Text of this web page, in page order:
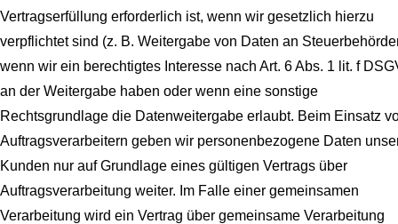
Vertragserfüllung erforderlich ist, wenn wir gesetzlich hierzu
verpflichtet sind (z. B. Weitergabe von Daten an
wenn wir ein berechtigtes Interesse nach Art. 6 Abs. 1 lit. f
an der Weitergabe haben oder wenn eine sonstige
Rechtsgrundlage die Datenweitergabe erlaubt. Beim Einsatz
Auftragsverarbeitern geben wir personenbezogene Daten
Kunden nur auf Grundlage eines gültigen Vertrags über
Auftragsverarbeitung weiter. Im Falle einer gemeinsamen
Verarbeitung wird ein Vertrag über gemeinsame Verarbeitung